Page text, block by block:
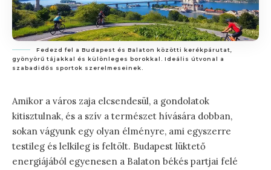
Fedezd fel a Budapest és Balaton közötti kerékpárutat,
gyönyörű tájakkal és különleges borokkal. Ideális útvonal a
szabadidős sportok szerelmeseinek.
Amikor a város zaja elcsendesül, a gondolatok
kitisztulnak, és a szív a természet hívására dobban,
sokan vágyunk egy olyan élményre, ami egyszerre
testileg és lelkileg is feltölt. Budapest lüktető
energiájából egyenesen a Balaton békés partjai felé